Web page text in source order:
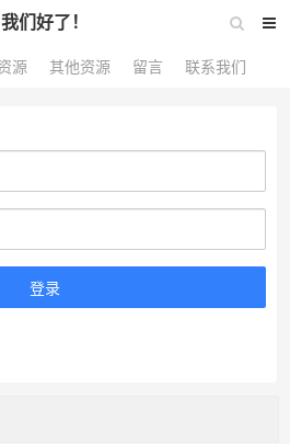
我们好了！
源 其他资源 留言 联系我们